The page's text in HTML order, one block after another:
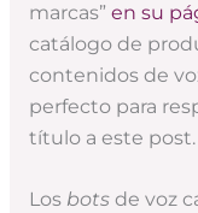
marcas” en su
catálogo de
contenidos de
perfecto para
título a este post.
Los bots de voz